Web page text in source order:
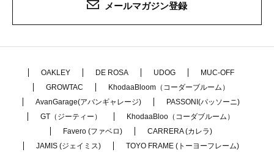
メールマガジン登録
OAKLEY DE ROSA UDOG
MUC-OFF
GROWTAC
KhodaaBloom（コーダーブルーム）
AvanGarage(アバンギャレージ)
PASSONI(パッソーニ)
GT（ジーティー）
KhodaaBloo（コーダブルーム）
Favero (ファベロ)
CARRERA (カレラ)
JAMIS (ジェイミス)
TOYO FRAME (トーヨーフレーム)